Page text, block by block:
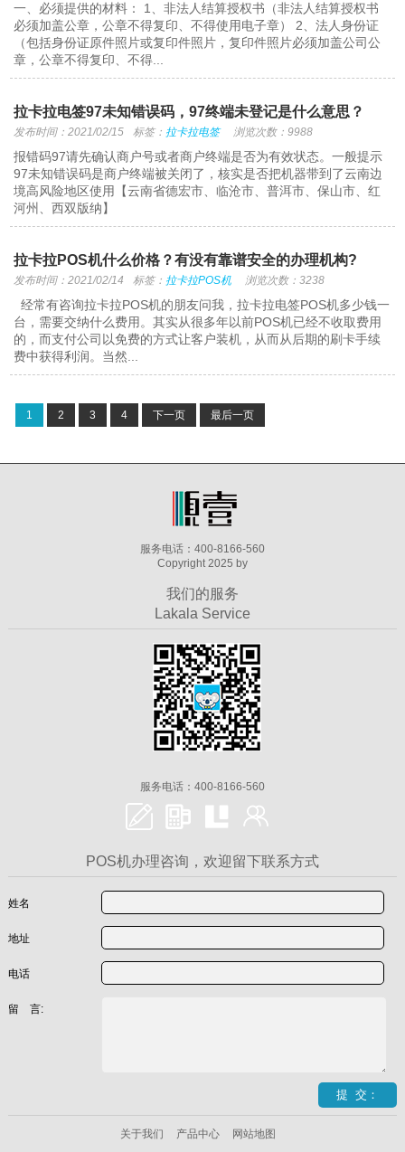
一、必须提供的材料： 1、非法人结算授权书（非法人结算授权书
必须加盖公章，公章不得复印、不得使用电子章） 2、法人身份证
（包括身份证原件照片或复印件照片，复印件照片必须加盖公司公
章，公章不得复印、不得...
拉卡拉电签97未知错误码，97终端未登记是什么意思？
发布时间：2021/02/15 标签： 拉卡拉电签 浏览次数：9988
报错码97请先确认商户号或者商户终端是否为有效状态。一般提示
97未知错误码是商户终端被关闭了，核实是否把机器带到了云南边
境高风险地区使用【云南省德宏市、临沧市、普洱市、保山市、红
河州、西双版纳】
拉卡拉POS机什么价格？有没有靠谱安全的办理机构?
发布时间：2021/02/14 标签： 拉卡拉POS机 浏览次数：3238
经常有咨询拉卡拉POS机的朋友问我，拉卡拉电签POS机多少钱一
台，需要交纳什么费用。其实从很多年以前POS机已经不收取费用
的，而支付公司以免费的方式让客户装机，从而从后期的刷卡手续
费中获得利润。当然...
1 2 3 4 下一页 最后一页
服务电话：400-8166-560
Copyright 2025 by
我们的服务
Lakala Service
服务电话：400-8166-560
POS机办理咨询，欢迎留下联系方式
姓名
地址
电话
留 言:
关于我们 产品中心 网站地图